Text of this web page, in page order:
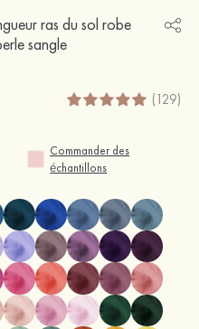
ras du sol robe
sangle
(129)
Commander des
échantillons